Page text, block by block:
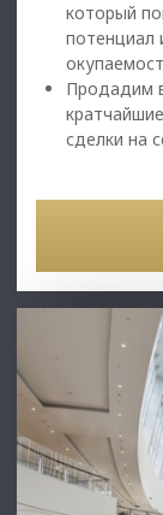
который
потенциал
Продадим
сделки на